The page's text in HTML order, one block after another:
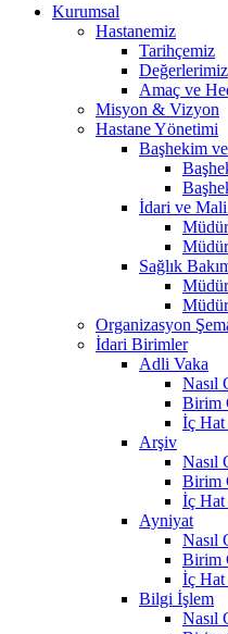
Kurumsal
Hastanemiz
Tarihçemiz
Değerlerimiz
Amaç ve
Misyon & Vizyon
Hastane Yönetimi
Başhekim ve
İdari ve
Müdür
Müdür
Sağlık
Müdür
Müdür
Organizasyon
İdari Birimler
Adli Vaka
Nasıl
Birim
İç Hat
Arşiv
Nasıl
Birim
İç Hat
Ayniyat
Nasıl
Birim
İç Hat
Bilgi İşlem
Nasıl